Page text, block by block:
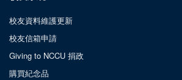
校友資料維護更新
校友信箱申請
Giving to NCCU 捐政
購買紀念品